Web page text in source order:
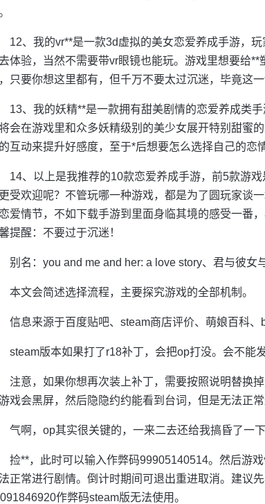
12、我的vr**是一款3d虚拟的美女恋爱养成手游，
体验，当然不需要带vr眼镜也能玩。游戏里想要给
只要你想这里都有，但千万不要太过沉迷，毕竟这一
13、我的妖精**是一款拥有甜美剧情的恋爱养成类
会在游戏里和众多妖精级别的美少女展开特别甜蜜
互动来提升好感度，至于*后想要怎么选择自己的恋
14、以上是我推荐的10款恋爱养成手游，前5款游
受欢迎呢？不管玩哪一种游戏，都是为了圆玩家谈
爱情节，不如下载手游到里面身临其境的感受一番
提醒：不要过于沉迷！
别名：you and me and her: a love story、君与彼女
本文会简述选择流程，主要探究游戏的全部机制。
信息来源于百度贴吧、steam商店评价、萌娘百科
steam版本如果打了r18补丁，会把op打没。会不能
注意，如果你想再次装上补丁，需要按照说明替换
戏会黑屏，然后隐隐约约能看到台词，但是无法正
气啊，op其实很关键的，一来二去还给我搞昏了一下
捡**，此时可以输入作弊码99905140514。然后游
正常进行剧情。倒计时期间可退出重进取消。建议
作弊码steam版无法使用。